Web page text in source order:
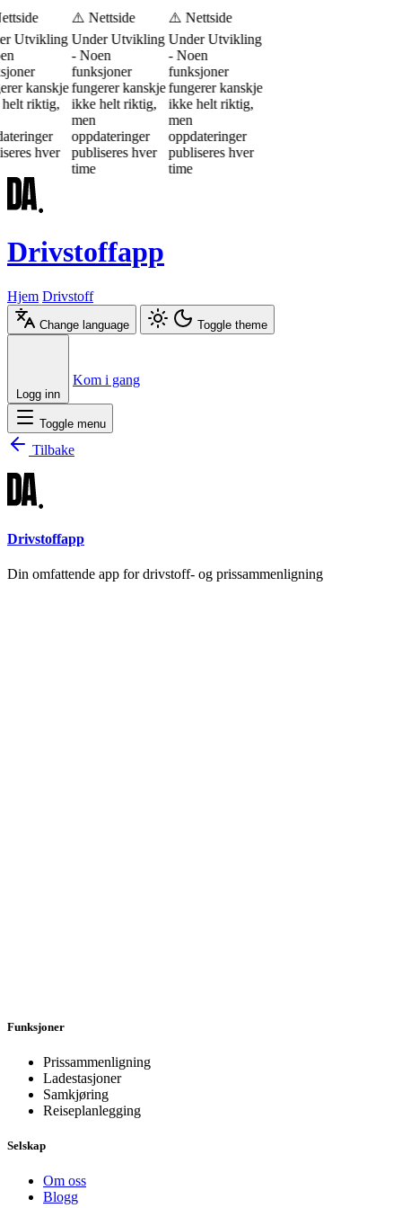
Utvikling
kanskje
riktig,
hver
⚠️ Nettside
Under Utvikling
- Noen
funksjoner
fungerer kanskje
ikke helt riktig,
men
oppdateringer
publiseres hver
time
⚠️ Nettside
Under Utvikling
- Noen
funksjoner
fungerer kanskje
ikke helt riktig,
men
oppdateringer
publiseres hver
time
Drivstoffapp
Hjem Drivstoff
Change language Toggle theme
Logg inn
Kom i gang
Toggle menu
Tilbake
Drivstoffapp
Din omfattende app for drivstoff- og prissammenligning
Funksjoner
Prissammenligning
Ladestasjoner
Samkjøring
Reiseplanlegging
Selskap
Om oss
Blogg